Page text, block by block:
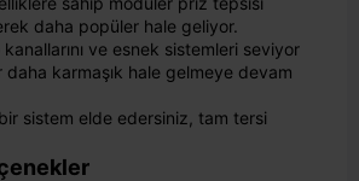
daha popüler hale geliyor.
ve esnek sistemleri seviyor
daha karmaşık hale gelmeye devam
sistem elde edersiniz, tam tersi